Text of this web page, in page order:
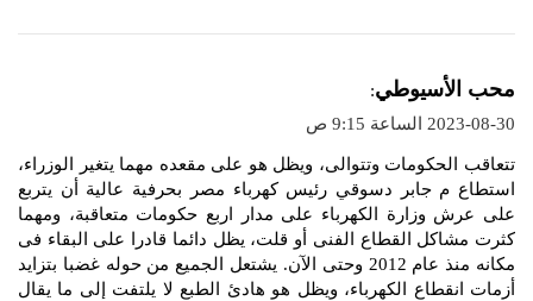
ي
ق
ل
محب الأسيوطي:
2023-08-30 الساعة 9:15 ص
تتعاقب الحكومات وتتوالى، ويظل هو على مقعده مهما يتغير الوزراء،
استطاع م جابر دسوقي رئيس كهرباء مصر بحرفية عالية أن يتربع
على عرش وزارة الكهرباء على مدار اربع حكومات متعاقبة، ومهما
كثرت مشاكل القطاع الفنى أو قلت، يظل دائما قادرا على البقاء فى
مكانه منذ عام 2012 وحتى الآن. يشتعل الجميع من حوله غضبا بتزايد
أزمات انقطاع الكهرباء، ويظل هو هادئ الطبع لا يلتفت إلى ما يقال